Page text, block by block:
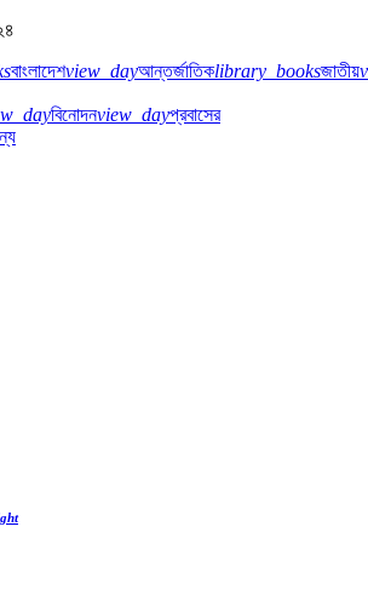
বাংলাদেশview_dayআন্তর্জাতিকlibrary_booksজাতীয়
বিনোদনview_dayপ্রবাসের